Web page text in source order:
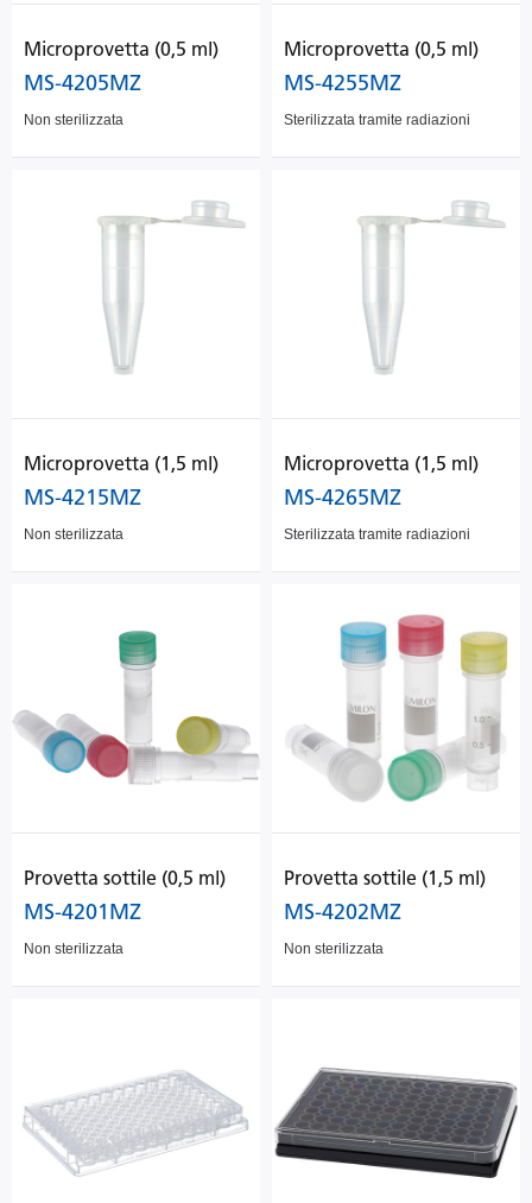
Microprovetta (0,5 ml)
MS-4205MZ
Non sterilizzata
Microprovetta (0,5 ml)
MS-4255MZ
Sterilizzata tramite radiazioni
Microprovetta (1,5 ml)
MS-4215MZ
Non sterilizzata
Microprovetta (1,5 ml)
MS-4265MZ
Sterilizzata tramite radiazioni
Provetta sottile (0,5 ml)
MS-4201MZ
Non sterilizzata
Provetta sottile (1,5 ml)
MS-4202MZ
Non sterilizzata